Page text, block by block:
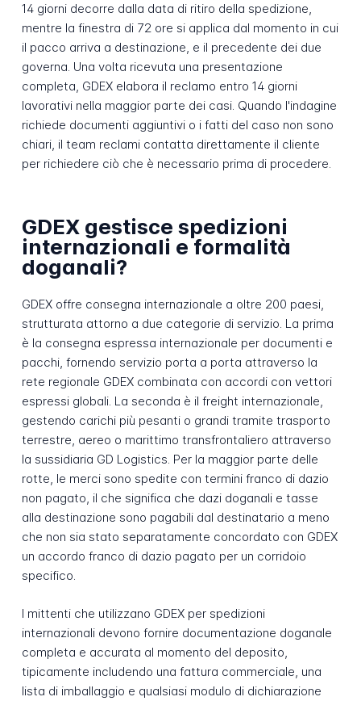
14 giorni decorre dalla data di ritiro della spedizione,
mentre la finestra di 72 ore si applica dal momento in cui
il pacco arriva a destinazione, e il precedente dei due
governa. Una volta ricevuta una presentazione
completa, GDEX elabora il reclamo entro 14 giorni
lavorativi nella maggior parte dei casi. Quando l'indagine
richiede documenti aggiuntivi o i fatti del caso non sono
chiari, il team reclami contatta direttamente il cliente
per richiedere ciò che è necessario prima di procedere.
GDEX gestisce spedizioni
internazionali e formalità
doganali?
GDEX offre consegna internazionale a oltre 200 paesi,
strutturata attorno a due categorie di servizio. La prima
è la consegna espressa internazionale per documenti e
pacchi, fornendo servizio porta a porta attraverso la
rete regionale GDEX combinata con accordi con vettori
espressi globali. La seconda è il freight internazionale,
gestendo carichi più pesanti o grandi tramite trasporto
terrestre, aereo o marittimo transfrontaliero attraverso
la sussidiaria GD Logistics. Per la maggior parte delle
rotte, le merci sono spedite con termini franco di dazio
non pagato, il che significa che dazi doganali e tasse
alla destinazione sono pagabili dal destinatario a meno
che non sia stato separatamente concordato con GDEX
un accordo franco di dazio pagato per un corridoio
specifico.
I mittenti che utilizzano GDEX per spedizioni
internazionali devono fornire documentazione doganale
completa e accurata al momento del deposito,
tipicamente includendo una fattura commerciale, una
lista di imballaggio e qualsiasi modulo di dichiarazione